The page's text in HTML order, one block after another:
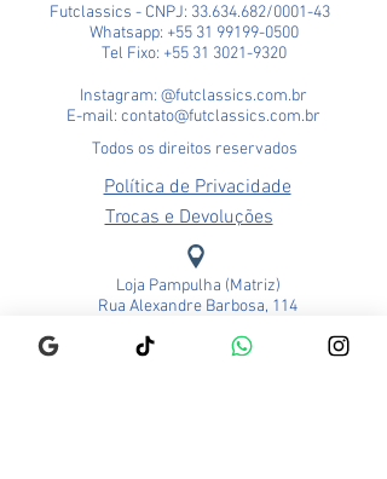
Futclassics - CNPJ: 33.634.682/0001-43
Whatsapp: +55 31 99199-0500
Tel Fixo: +55 31 3021-9320
Instagram: @futclassics.com.br
E-mail: contato@futclassics.com.br
Todos os direitos reservados
Política de Privacidade
Trocas e Devoluções
Loja Pampulha (Matriz)
Rua Alexandre Barbosa, 114
CEP: 31275-140